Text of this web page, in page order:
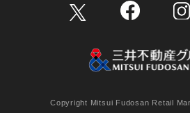
Copyright Mitsui Fudosan Retail